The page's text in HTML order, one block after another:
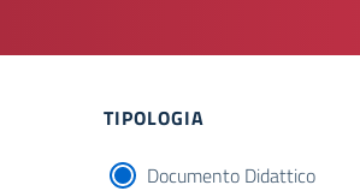
Filtri
TIPOLOGIA
Documento Didattico